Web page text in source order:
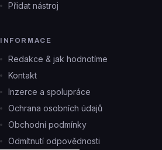
Přidat nástroj
INFORMACE
Redakce & jak hodnotíme
Kontakt
Inzerce a spolupráce
Ochrana osobních údajů
Obchodní podmínky
Odmítnutí odpovědnosti